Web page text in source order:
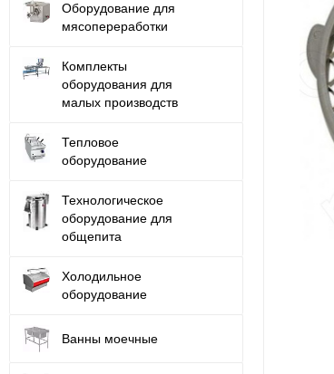
Оборудование для
мясопереработки
Комплекты
оборудования для
малых производств
Тепловое
оборудование
Технологическое
оборудование для
общепита
Холодильное
оборудование
Ванны моечные